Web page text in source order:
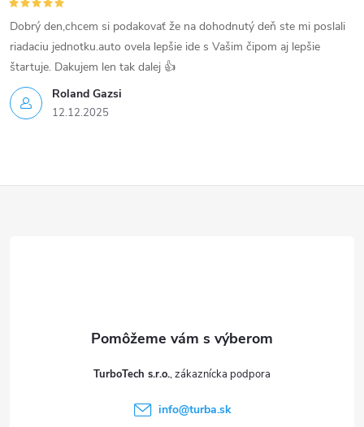
u
Roland Gazsi
12.12.2025
Dobrý den,chcem si podakovať že na dohodnutý deň ste mi poslali
riadaciu jednotku.auto ovela lepšie ide s Vašim čipom aj lepšie
štartuje. Dakujem len tak dalej 👍
TurboTech s.r.o.
info@turba.sk